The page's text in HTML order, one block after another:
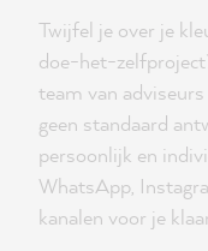
Twijfel je over je
doe-het-
team van
geen standaard
persoonlijk en
WhatsApp,
kanalen voor je